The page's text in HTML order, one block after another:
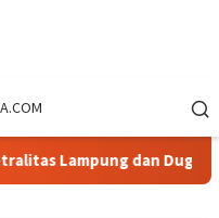
dan Dugaan